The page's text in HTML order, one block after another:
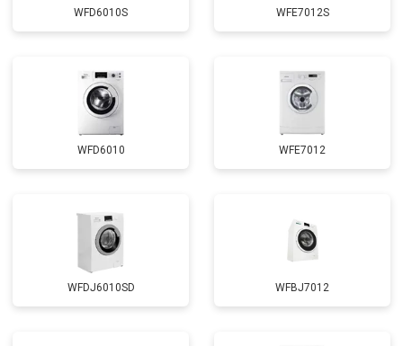
Замена сливного шланга от 2100 ₽ Заказать
Замена УБЛ от 2100 ₽
Замена приводного ремня
WFD6010S WFE7012S
WFD6010 WFE7012
WFDJ6010SD WFBJ7012